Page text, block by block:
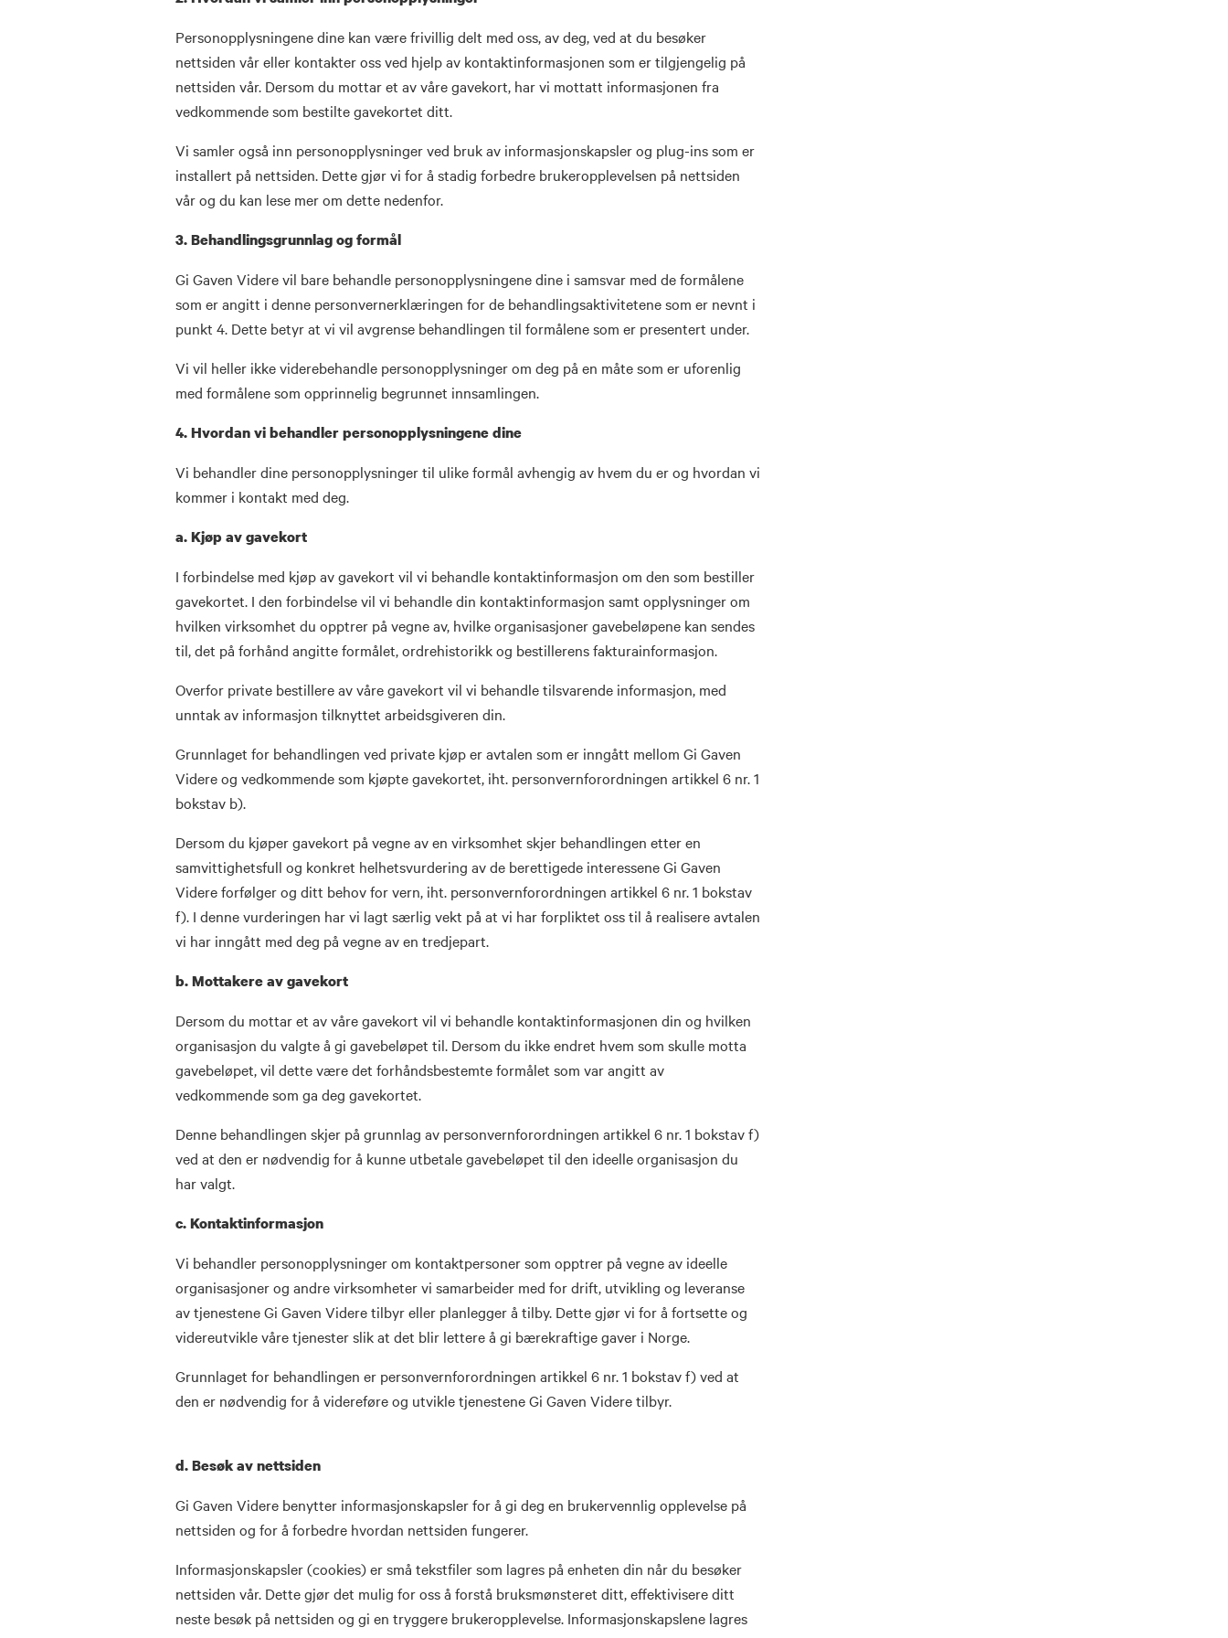
Personopplysningene dine kan være frivillig delt med oss, av deg, ved at du besøker
nettsiden vår eller kontakter oss ved hjelp av kontaktinformasjonen som er tilgjengelig på
nettsiden vår. Dersom du mottar et av våre gavekort, har vi mottatt informasjonen fra
vedkommende som bestilte gavekortet ditt.
Vi samler også inn personopplysninger ved bruk av informasjonskapsler og plug-ins som er
installert på nettsiden. Dette gjør vi for å stadig forbedre brukeropplevelsen på nettsiden
vår og du kan lese mer om dette nedenfor.
3. Behandlingsgrunnlag og formål
Gi Gaven Videre vil bare behandle personopplysningene dine i samsvar med de formålene
som er angitt i denne personvernerklæringen for de behandlingsaktivitetene som er nevnt i
punkt 4. Dette betyr at vi vil avgrense behandlingen til formålene som er presentert under.
Vi vil heller ikke viderebehandle personopplysninger om deg på en måte som er uforenlig
med formålene som opprinnelig begrunnet innsamlingen.
4. Hvordan vi behandler personopplysningene dine
Vi behandler dine personopplysninger til ulike formål avhengig av hvem du er og hvordan vi
kommer i kontakt med deg.
a. Kjøp av gavekort
I forbindelse med kjøp av gavekort vil vi behandle kontaktinformasjon om den som bestiller
gavekortet. I den forbindelse vil vi behandle din kontaktinformasjon samt opplysninger om
hvilken virksomhet du opptrer på vegne av, hvilke organisasjoner gavebeløpene kan sendes
til, det på forhånd angitte formålet, ordrehistorikk og bestillerens fakturainformasjon.
Overfor private bestillere av våre gavekort vil vi behandle tilsvarende informasjon, med
unntak av informasjon tilknyttet arbeidsgiveren din.
Grunnlaget for behandlingen ved private kjøp er avtalen som er inngått mellom Gi Gaven
Videre og vedkommende som kjøpte gavekortet, iht. personvernforordningen artikkel 6 nr. 1
bokstav b).
Dersom du kjøper gavekort på vegne av en virksomhet skjer behandlingen etter en
samvittighetsfull og konkret helhetsvurdering av de berettigede interessene Gi Gaven
Videre forfølger og ditt behov for vern, iht. personvernforordningen artikkel 6 nr. 1 bokstav
f). I denne vurderingen har vi lagt særlig vekt på at vi har forpliktet oss til å realisere avtalen
vi har inngått med deg på vegne av en tredjepart.
b. Mottakere av gavekort
Dersom du mottar et av våre gavekort vil vi behandle kontaktinformasjonen din og hvilken
organisasjon du valgte å gi gavebeløpet til. Dersom du ikke endret hvem som skulle motta
gavebeløpet, vil dette være det forhåndsbestemte formålet som var angitt av
vedkommende som ga deg gavekortet.
Denne behandlingen skjer på grunnlag av personvernforordningen artikkel 6 nr. 1 bokstav f)
ved at den er nødvendig for å kunne utbetale gavebeløpet til den ideelle organisasjon du
har valgt.
c. Kontaktinformasjon
Vi behandler personopplysninger om kontaktpersoner som opptrer på vegne av ideelle
organisasjoner og andre virksomheter vi samarbeider med for drift, utvikling og leveranse
av tjenestene Gi Gaven Videre tilbyr eller planlegger å tilby. Dette gjør vi for å fortsette og
videreutvikle våre tjenester slik at det blir lettere å gi bærekraftige gaver i Norge.
Grunnlaget for behandlingen er personvernforordningen artikkel 6 nr. 1 bokstav f) ved at
den er nødvendig for å videreføre og utvikle tjenestene Gi Gaven Videre tilbyr.
d.Besøk av nettsiden
Gi Gaven Videre benytter informasjonskapsler for å gi deg en brukervennlig opplevelse på
nettsiden og for å forbedre hvordan nettsiden fungerer.
Informasjonskapsler (cookies) er små tekstfiler som lagres på enheten din når du besøker
nettsiden vår. Dette gjør det mulig for oss å forstå bruksmønsteret ditt, effektivisere ditt
neste besøk på nettsiden og gi en tryggere brukeropplevelse. Informasjonskapslene lagres